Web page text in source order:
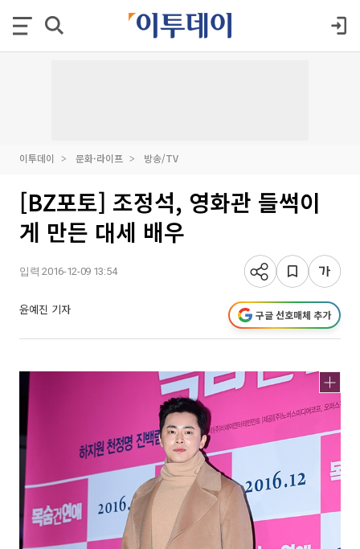
이투데이 문화·라이프 방송/TV
[BZ포토] 조정석, 영화관 들썩이
게 만든 대세 배우
입력 2016-12-09 13:54
윤예진 기자 구글 선호매체 추가